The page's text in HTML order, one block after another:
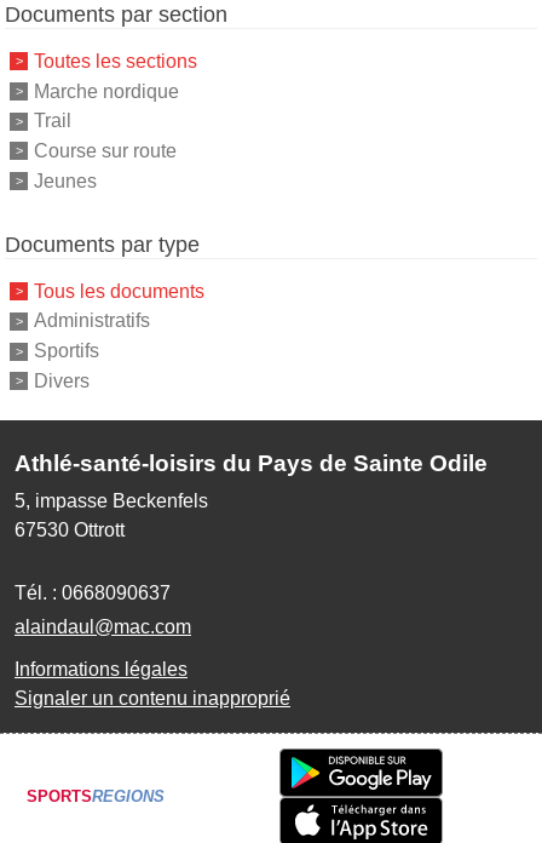
Documents par section
Toutes les sections
Marche nordique
Trail
Course sur route
Jeunes
Documents par type
Tous les documents
Administratifs
Sportifs
Divers
Athlé-santé-loisirs du Pays de Sainte Odile
5, impasse Beckenfels
67530 Ottrott
Tél. : 0668090637
alaindaul@mac.com
Informations légales
Signaler un contenu inapproprié
SPORTSREGIONS